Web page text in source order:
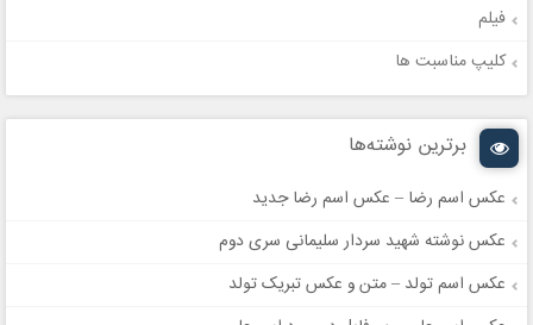
فیلم
کلیپ مناسبت ها
برترین نوشته‌ها
عکس اسم رضا – عکس اسم رضا جدید
عکس نوشته شهید سردار سلیمانی سری دوم
عکس اسم تولد – متن و عکس تبریک تولد